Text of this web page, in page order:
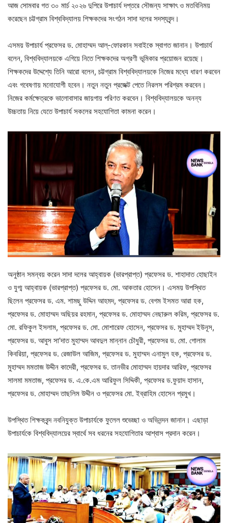
আজ সোমবার গত ৩০ মার্চ ২০২৬ দুপিরে উপাচার্য দপ্তরে সৌজন্য সাক্ষাৎ ও মতবিনিময়
করেছেন চট্টগ্রাম বিশ্ববিদ্যালয় শিক্ষকদের সংগঠন সাদা দলের সদস্যবৃন্দ।
এসময় উপাচার্য প্রফেসর ড. মোহাম্মদ আল্-ফোরকান সবাইকে স্বাগত জানান। উপাচার্য
বলেন, বিশ্ববিদ্যালয়কে এগিয়ে নিতে শিক্ষকদের অগ্রণী ভূমিকার প্রয়োজন রয়েছে।
শিক্ষকদের উদ্দেশ্যে তিনি আরো বলেন, চট্টগ্রাম বিশ্ববিদ্যালয়কে নিজের মধ্যে ধারণ করবেন
এবং গবেষণায় মনোযোগী হবেন। নতুন নতুন প্রজেক্ট পেতে নিরলস পরিশ্রম করবেন।
নিজের কর্মক্ষেত্রকে ভালোবাসার জায়গায় পরিণত করবেন। বিশ্ববিদ্যালয়কে অনন্য
উচ্চতায় নিয়ে যেতে উপাচার্য সকলের সহযোগিতা কামনা করেন।
অনুষ্ঠান সমন্বয় করেন সাদা দলের আহ্বায়ক (ভারপ্রাপ্ত) প্রফেসর ড. শাহাদাত হোছাইন
ও যুগ্ম আহ্বায়ক (ভারপ্রাপ্ত) প্রফেসর ড. মো. আকতার হোসেন। এসময় উপস্থিত
ছিলেন প্রফেসর ড. এম. শামছু উদ্দিন আহমদ, প্রফেসর ড. বেগম ইসমত আরা হক,
প্রফেসর ড. মোহাম্মদ অছিয়র রহমান, প্রফেসর ড. মোহাম্মদ নেছারুল করিম, প্রফেসর ড.
মো. রফিকুল ইসলাম, প্রফেসর ড. মো. মোশারেফ হোসেন, প্রফেসর ড. মুহাম্মদ ইউনূস,
প্রফেসর ড. আবুস সা’দাত মুহাম্মদ আবদুল মান্নান চৌধুরী, প্রফেসর ড. মো. গোলাম
কিবরিয়া, প্রফেসর ড. রেজাউল আজিম, প্রফেসর ড. মুহাম্মদ এনামুল হক, প্রফেসর ড.
মুহাম্মদ মমতাজ উদ্দীন কাদেরী, প্রফেসর ড. তানভীর মোহাম্মদ হায়দার আরিফ, প্রফেসর
সালমা মমতাজ, প্রফেসর ড. এ.কে.এম আরিফুল সিদ্দিকী, প্রফেসর ড.ফুয়াদ হাসান,
প্রফেসর ড. মোহাম্মদ তাছলিম উদ্দীন ও প্রফেসর মো. ইব্রাহিম হোসেন প্রমুখ।
উপস্থিত শিক্ষকবৃন্দ নবনিযুক্ত উপাচার্যকে ফুলেল শুভেচ্ছা ও অভিনন্দন জানান। এছাড়া
উপাচার্যকে বিশ্ববিদ্যালয়ের স্বার্থে সব ধরনের সহযোগিতার আশ্বাস প্রদান করেন।